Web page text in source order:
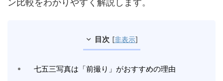
ン比較をわかりやすく解説します。
目次 [非表示]
七五三写真は「前撮り」がおすすめの理由